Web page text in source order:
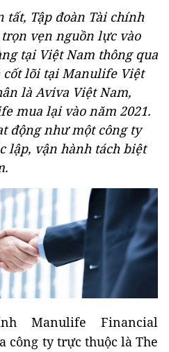
tất, Tập đoàn Tài chính
vẹn nguồn lực vào
tại Việt Nam thông qua
lõi tại Manulife Việt
là Aviva Việt Nam,
mua lại vào năm 2021.
động như một công ty
lập, vận hành tách biệt
Manulife Financial
công ty trực thuộc là The